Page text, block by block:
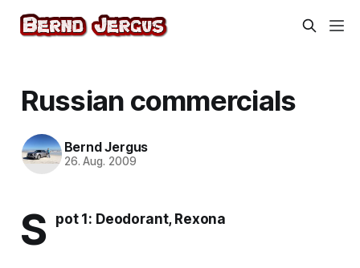
Russian commercials
Bernd Jergus
26. Aug. 2009
S pot 1: Deodorant, Rexona